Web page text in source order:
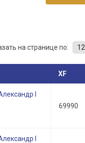
на странице по: 12
XF
I
69990
I